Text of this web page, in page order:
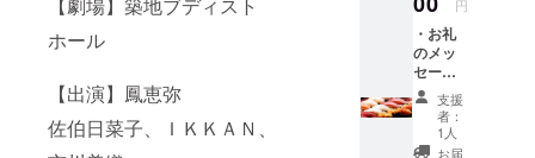
【劇場】築地ブディスト
ホール
【出演】鳳恵弥
佐伯日菜子、ＩＫＫＡＮ、
舞台制作実
・飯田譲治
監督の初舞
台化作品
円
・お礼
のメッ
セージ
・築地
玉寿司
ランチ
券 ※写
支援
者：
1人
お届